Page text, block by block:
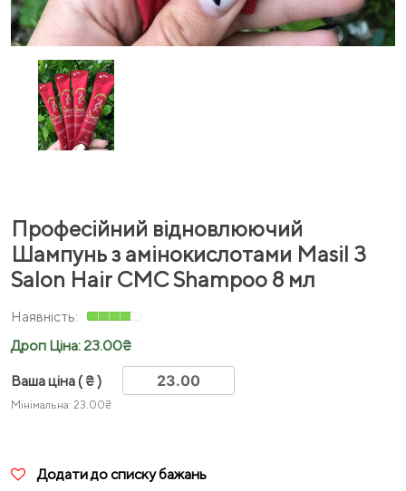
Професійний відновлюючий
Шампунь з амінокислотами Masil 3
Salon Hair CMC Shampoo 8 мл
Дроп Ціна: 23.00₴
Ваша ціна( ₴ )
Мінімальна: 23.00₴
Додати до списку бажань